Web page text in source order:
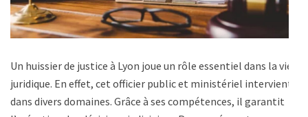
Un huissier de justice à Lyon joue un rôle essentiel dans la vie
juridique. En effet, cet officier public et ministériel intervient
dans divers domaines. Grâce à ses compétences, il garantit